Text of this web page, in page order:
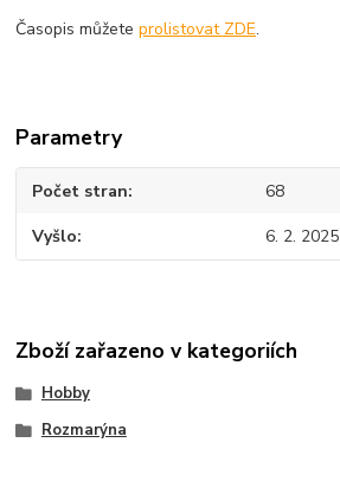
Časopis můžeteprolistovat ZDE.
Parametry
Počet stran 68
Vyšlo 6. 2. 2025
Zboží zařazeno v kategoriích
Hobby
Rozmarýna